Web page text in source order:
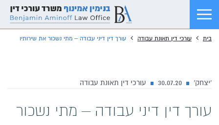
בית עורכי דין תאונת עבודה עורך דין דיני עבודה – מתי נשכור את שירותיו
'יצחק' עורכי דין תאונת עבודה
עורך דין דיני עבודה – מתי נשכור